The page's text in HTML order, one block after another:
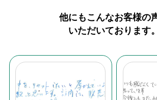
他にもこんなお客様の
いただいております。